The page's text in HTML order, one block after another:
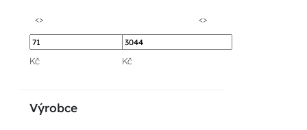
<> <>
Kč Kč
Výrobce